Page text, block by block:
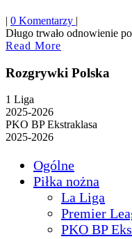
| 0 Komentarzy |
Długo trwało odnowienie
Read More
Rozgrywki Polska
1 Liga
2025-2026
PKO BP Ekstraklasa
2025-2026
Ogólne
Piłka nożna
La Liga
Premier
PKO BP